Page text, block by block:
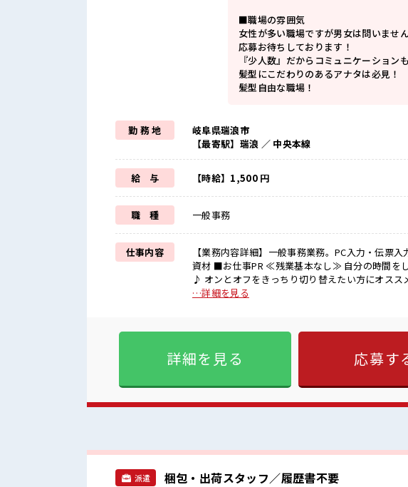
■職場の雰囲気
女性が多い職場ですが男女は問いませ
応募お待ちしております！
『少人数』だからコミュニケーション
髪型にこだわりのあるアナタは必見！
髪型自由な職場！
勤 務 地
岐阜県瑞浪市
【最寄駅】瑞浪 ／ 中央本線
給 与 【時給】1,500 円
職 種 一般事務
仕事内容
【業務内容詳細】一般事務業務。PC入力・伝票
資材 ■お仕事PR ≪残業基本なし≫ 自分の時間をしっかり確保できる、 残業基本ナシのお仕事
♪ オンとオフをきっちり切り替えたい方にオス
しませんか？ ブランクがあっても大丈夫♪ 経験
入アップを目指せる≫ 高時給だらけの派遣のお仕事です！ ■職場の雰囲気 女
すが男女は問いません！ 応募お待ちしておりま
取りやすい？ 髪型にこだわりのあるアナタは必見
…詳細を見る
詳細を見る 応募す
派遣 梱包・出荷スタッフ／履歴書不要